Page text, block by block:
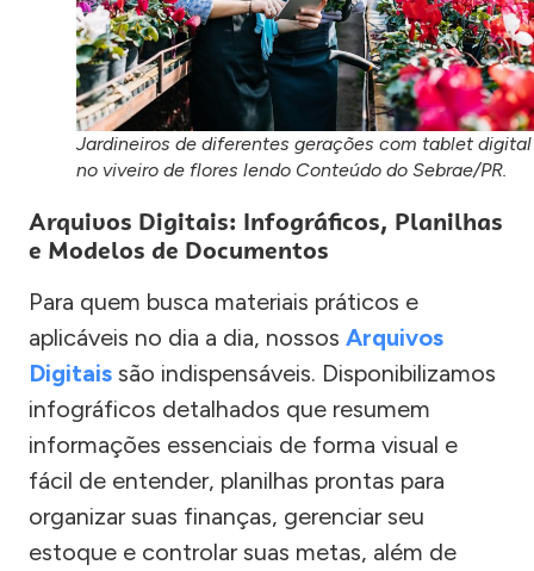
Jardineiros de diferentes gerações com tablet digital
no viveiro de flores lendo Conteúdo do Sebrae/PR.
Arquivos Digitais: Infográficos, Planilhas
e Modelos de Documentos
Para quem busca materiais práticos e
aplicáveis no dia a dia, nossos Arquivos
Digitais são indispensáveis. Disponibilizamos
infográficos detalhados que resumem
informações essenciais de forma visual e
fácil de entender, planilhas prontas para
organizar suas finanças, gerenciar seu
estoque e controlar suas metas, além de